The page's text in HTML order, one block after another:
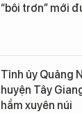
“bôi trơn” mới
Tỉnh ủy Quảng
huyện Tây
hầm xuyên núi